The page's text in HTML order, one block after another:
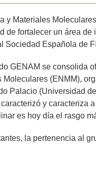
y Materiales
de fortalecer un área
Sociedad Española de
GENAM se consolida
(ENMM),
Palacio (Universidad
y caracteriza
es hoy día el rasgo
la pertenencia al